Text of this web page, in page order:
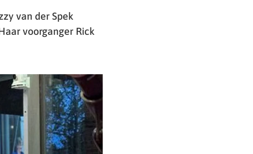
van der Spek
voorganger Rick